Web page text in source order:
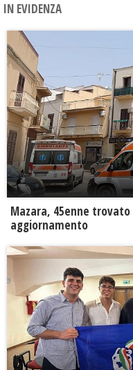
IN EVIDENZA
Mazara, 45enne
aggiornamento